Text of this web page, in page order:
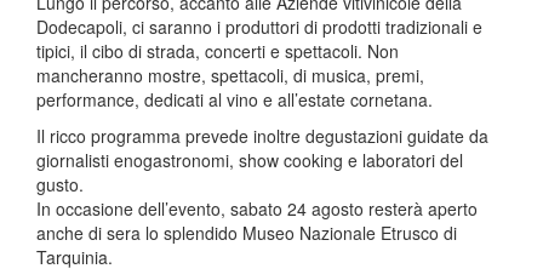
Dodecapoli, ci saranno i produttori di prodotti tradizionali e
tipici, il cibo di strada, concerti e spettacoli. Non
mancheranno mostre, spettacoli, di musica, premi,
performance, dedicati al vino e all’estate cornetana.
Il ricco programma prevede inoltre degustazioni guidate da
giornalisti enogastronomi, show cooking e laboratori del
gusto.
In occasione dell’evento, sabato 24 agosto resterà aperto
anche di sera lo splendido Museo Nazionale Etrusco di
Tarquinia.